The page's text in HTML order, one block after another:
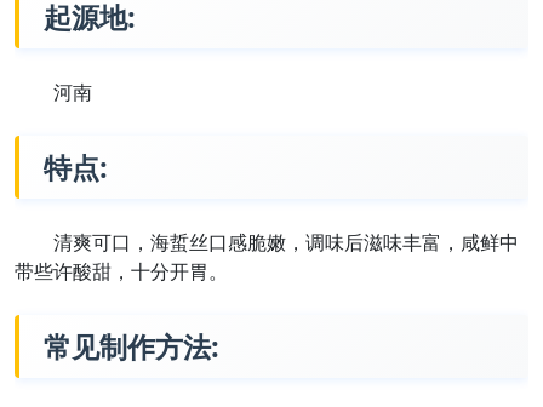
起源地:
河南
特点:
清爽可口，海蜇丝口感脆嫩，调味后滋味丰富，咸鲜中
带些许酸甜，十分开胃。
常见制作方法: